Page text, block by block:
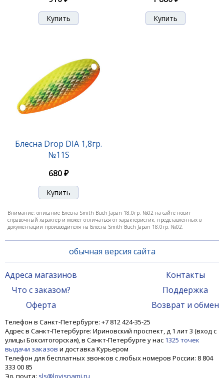
Блесна Buch Japan 32,0гр. №06
1 880 ₽
Блесна Drop DIA 1,8гр.
№11S
680 ₽
Внимание: описание Блесна Smith Buch Japan 18,0гр. №02 на сайте носит
справочный характер и может отличаться от характеристик, представленных в
документации производителя на Блесна Smith Buch Japan 18,0гр. №02.
обычная версия сайта
Адреса магазинов
Что с заказом?
Оферта
Контакты
Поддержка
Возврат и обмен
Телефон в Санкт-Петербурге: +7 812 424-35-25
Адрес в Санкт-Петербурге: Ириновский проспект, д 1 лит 3 (вход с
улицы Бокситогорская), в Санкт-Петербурге у нас 1325 точек
выдачи заказов и доставка Курьером
Телефон для бесплатных звонков с любых номеров России: 8 804
333 00 85
Эл. почта: sls@lovisnami.ru